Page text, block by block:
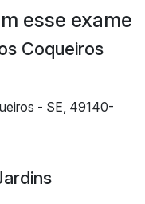
esse exame
Coqueiros
- SE, 49140-